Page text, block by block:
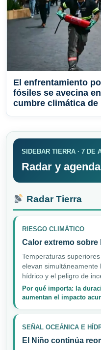
El enfrentamiento
fósiles se avecina
cumbre climática de
SIDEBAR TIERRA · 7 DE
Radar y
Radar Tierra
RIESGO CLIMÁTICO
Calor extremo sobre
Temperaturas
elevan
hídrico y el peligro de
Por qué importa: la
aumentan el impacto
SEÑAL OCEÁNICA E
El Niño continúa